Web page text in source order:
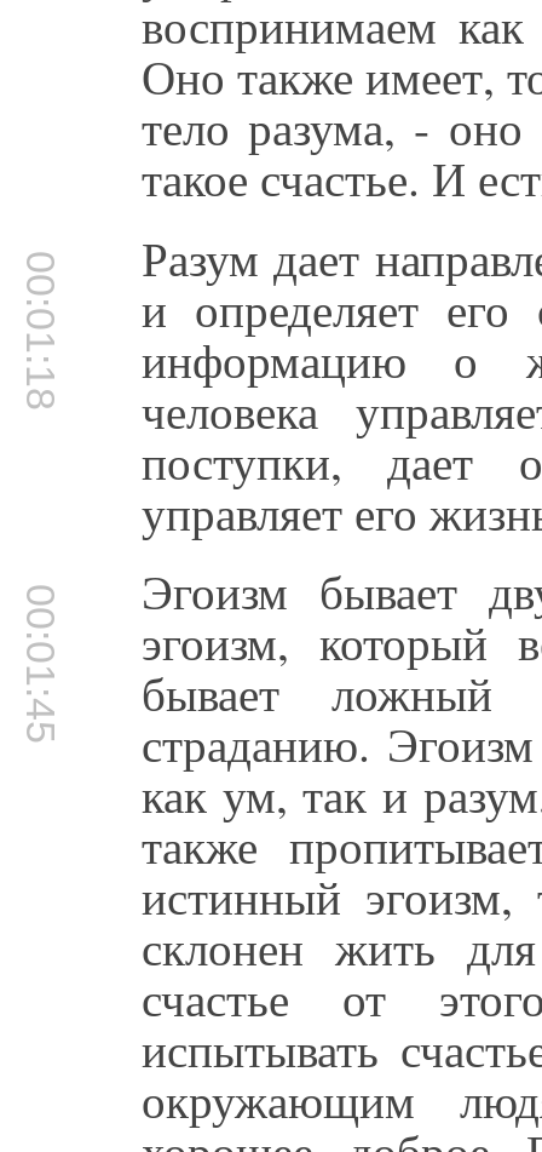
воспринимаем как
Оно также имеет,
тело разума, -
такое счастье. И
00:01:18 Разум дает
и определяет
информацию о
человека
поступки, дает
управляет его
00:01:45 Эгоизм бывает
эгоизм, который
бывает ложный
страданию.
как ум, так и
также
истинный эгоизм,
склонен жить
счастье от
испытывать
окружающим